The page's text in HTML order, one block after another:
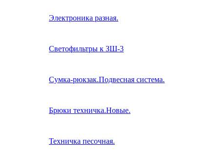
Электроника разная.
Светофильтры к ЗШ-3
Сумка-рюкзак.Подвесная система.
Брюки техничка.Новые.
Техничка песочная.